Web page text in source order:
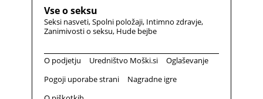
Vse o seksu
Seksi nasveti Spolni položaji Intimno zdravje
Zanimivosti o seksu Hude bejbe
O podjetju Uredništvo Moški.si
Oglaševanje
Pogoji uporabe strani
Nagradne igre